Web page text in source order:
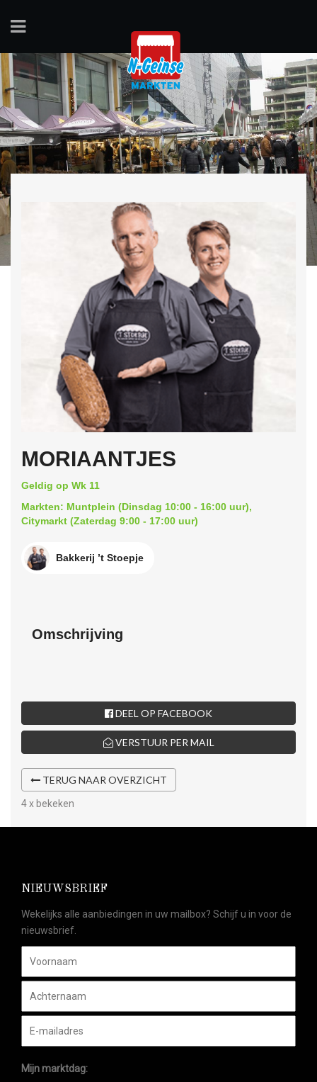
MORIAANTJES
Geldig op Wk 11
Markten: Muntplein (Dinsdag 10:00 - 16:00 uur),
Citymarkt (Zaterdag 9:00 - 17:00 uur)
Bakkerij ’t Stoepje
Omschrijving
DEEL OP FACEBOOK
VERSTUUR PER MAIL
TERUG NAAR OVERZICHT
4 x bekeken
NIEUWSBRIEF
Wekelijks alle aanbiedingen in uw mailbox? Schijf u in voor de
nieuwsbrief.
Mijn marktdag: